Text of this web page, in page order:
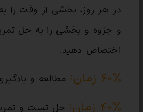
در هر روز، بخشی از وقت را
و جزوه و بخشی را به حل
اختصاص دهید.
۶۰٪ زمان: مطالعه و
۴۰٪ زمان: حل تست و